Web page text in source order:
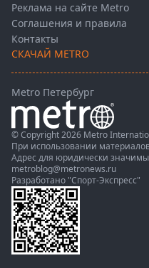
Реклама на сайте Metro
Соглашения и правила
Контакты
СКАЧАЙ METRO
Metro Петербург
© Copyright 2026 Metro
При использовании
Адрес для юридически
metroblog@metronews.ru
Разработано "Спорт-Экспресс"